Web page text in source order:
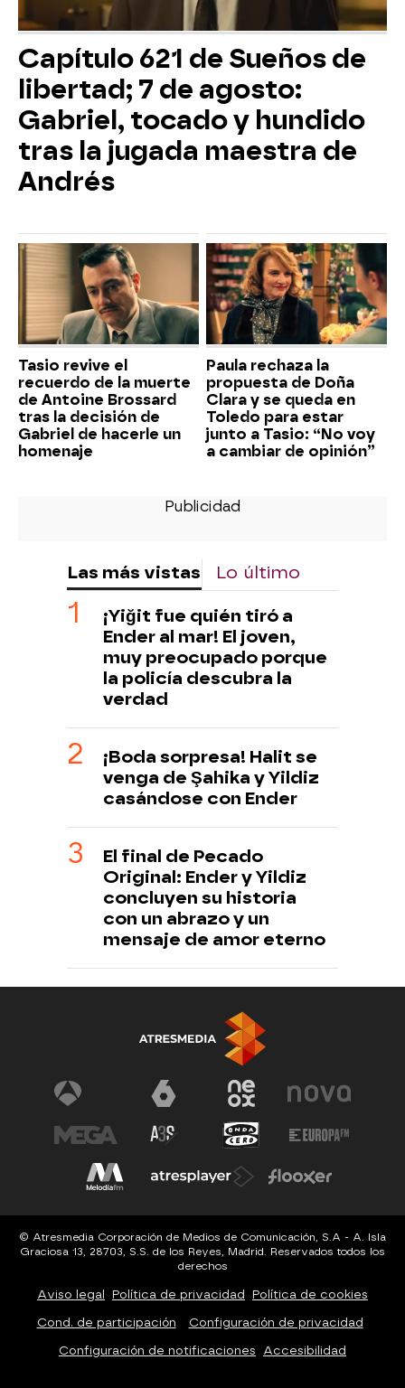
Capítulo 621 de Sueños de
libertad; 7 de agosto:
Gabriel, tocado y hundido
tras la jugada maestra de
Andrés
Tasio revive el
recuerdo de la muerte
de Antoine Brossard
tras la decisión de
Gabriel de hacerle un
homenaje
Paula rechaza la
propuesta de Doña
Clara y se queda en
Toledo para estar
junto a Tasio: “No voy
a cambiar de opinión”
Las más vistas Lo último
¡Yiğit fue quién tiró a
Ender al mar! El joven,
muy preocupado porque
la policía descubra la
verdad
¡Boda sorpresa! Halit se
venga de Şahika y Yildiz
casándose con Ender
El final de Pecado
Original: Ender y Yildiz
concluyen su historia
con un abrazo y un
mensaje de amor eterno
© Atresmedia Corporación de Medios de Comunicación, S.A - A. Isla
Graciosa 13, 28703, S.S. de los Reyes, Madrid. Reservados todos los
derechos
Aviso legal Política de privacidad Política de cookies
Cond. de participación Configuración de privacidad
Configuración de notificaciones Accesibilidad